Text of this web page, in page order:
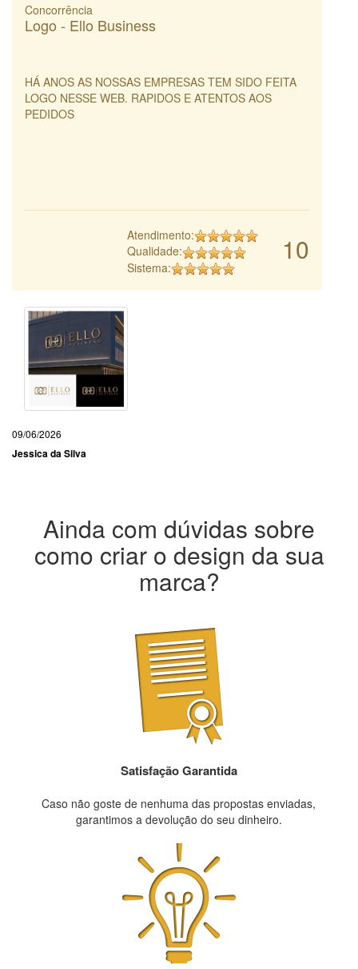
Concorrência
Logo - Ello Business
HÁ ANOS AS NOSSAS EMPRESAS TEM SIDO FEITA
LOGO NESSE WEB. RAPIDOS E ATENTOS AOS
PEDIDOS
10
Atendimento:
Qualidade:
Sistema:
09/06/2026
Jessica da Silva
Ainda com dúvidas sobre
como criar o design da sua
marca?
Satisfação Garantida
Caso não goste de nenhuma das propostas enviadas,
garantimos a devolução do seu dinheiro.